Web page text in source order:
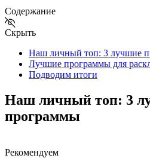
Содержание
Скрыть
Наш личный топ: 3 лучшие
Лучшие программы для
Подводим итоги
Наш личный топ: 3
программы
Рекомендуем